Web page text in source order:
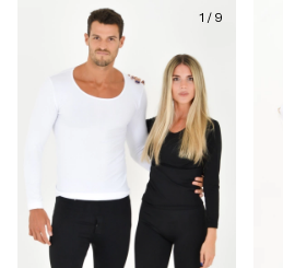
1 / 9